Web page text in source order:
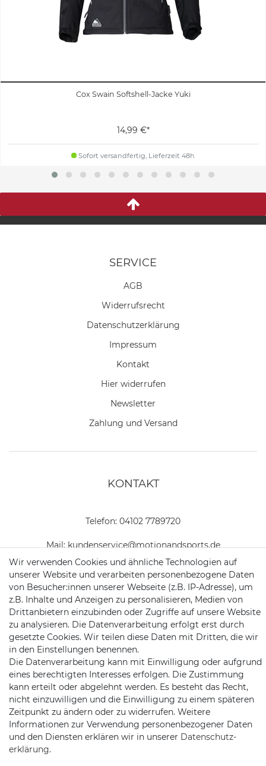
Cox Swain Softshell-Jacke Yuki
14,99 €*
Sofort versandfertig, Lieferzeit 48h
SERVICE
AGB
Widerrufs­recht
Daten­schutz­erklärung
Impressum
Kontakt
Hier widerrufen
Newsletter
Zahlung und Versand
KONTAKT
Telefon: 04102 7789720
Mail:kundenservice@motionandsports.de
Jochim-Klindt-Str. 5
22926 Ahrensburg
Schnellversand auf Facebook
Schnellversand auf Twitter
Schnellversand auf YouTube
Schnellversand auf
Schnellversand
Wir verwenden Cookies und ähnliche Technologien auf
unserer Website und verarbeiten personenbezogene Daten
von Besucher:innen unserer Webseite (z.B. IP-Adresse), um
z.B. Inhalte und Anzeigen zu personalisieren, Medien von
Drittanbietern einzubinden oder Zugriffe auf unsere Website
zu analysieren. Die Datenverarbeitung erfolgt erst durch
gesetzte Cookies. Wir teilen diese Daten mit Dritten, die wir
in den Einstellungen benennen.
Die Datenverarbeitung kann mit Einwilligung oder aufgrund
eines berechtigten Interesses erfolgen. Die Zustimmung
kann erteilt oder abgelehnt werden. Es besteht das Recht,
nicht einzuwilligen und die Einwilligung zu einem späteren
Zeitpunkt zu ändern oder zu widerrufen. Weitere
Informationen zur Verwendung personenbezogener Daten
und den Diensten erklären wir in unserer Daten­schutz­
erklärung.